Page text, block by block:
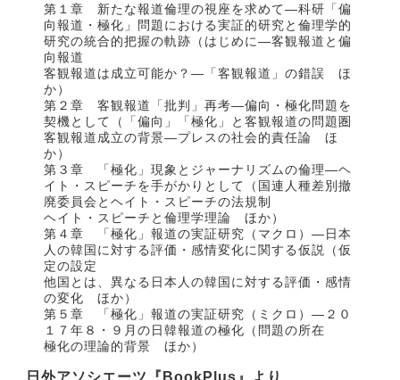
第１章 新たな報道倫理の視座を求めて―科研「偏
向報道・極化」問題における実証的研究と倫理学的
研究の統合的把握の軌跡（はじめに―客観報道と偏
向報道
客観報道は成立可能か？―「客観報道」の錯誤 ほ
か）
第２章 客観報道「批判」再考―偏向・極化問題を
契機として（「偏向」「極化」と客観報道の問題圏
客観報道成立の背景―プレスの社会的責任論 ほ
か）
第３章 「極化」現象とジャーナリズムの倫理―ヘ
イト・スピーチを手がかりとして（国連人種差別撤
廃委員会とヘイト・スピーチの法規制
ヘイト・スピーチと倫理学理論 ほか）
第４章 「極化」報道の実証研究（マクロ）―日本
人の韓国に対する評価・感情変化に関する仮説（仮
定の設定
他国とは、異なる日本人の韓国に対する評価・感情
の変化 ほか）
第５章 「極化」報道の実証研究（ミクロ）―２０
１７年８・９月の日韓報道の極化（問題の所在
極化の理論的背景 ほか）
日外アソシエーツ『BookPlus』より